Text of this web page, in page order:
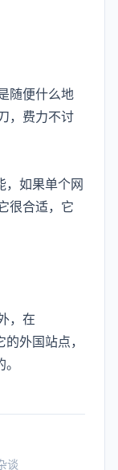
随便什么地
，费力不讨
如果单个网
很合适，它
，在
外国站点，
谈